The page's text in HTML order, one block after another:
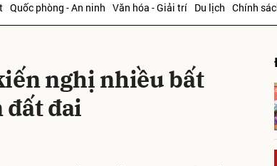
Quốc phòng - An ninh Văn hóa - Giải trí Du lịch Chính
nghị nhiều bất
đất đai